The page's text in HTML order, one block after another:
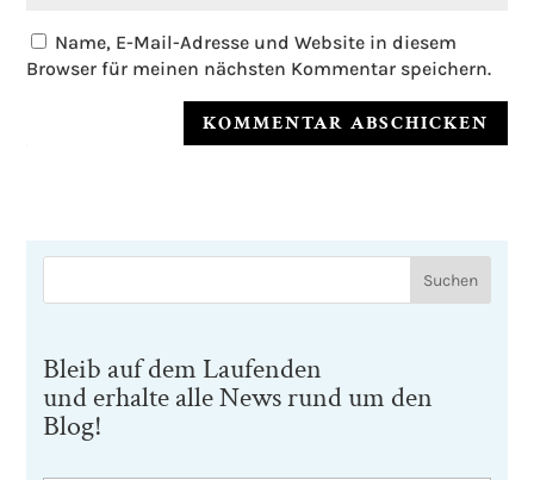
Name, E-Mail-Adresse und Website in diesem
Browser für meinen nächsten Kommentar speichern.
KOMMENTAR ABSCHICKEN
Bleib auf dem Laufenden
und erhalte alle News rund um den
Blog!